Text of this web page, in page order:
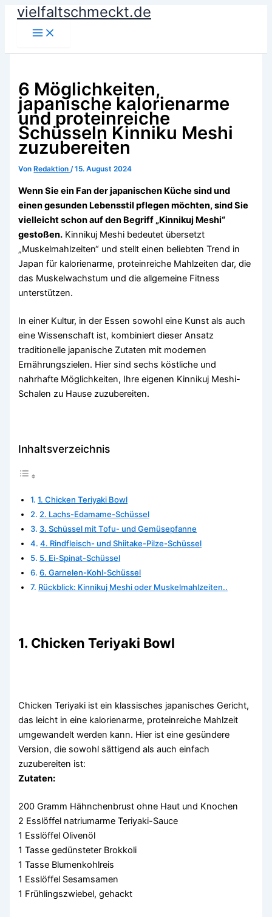
Zumvielfaltschmeckt.de
6 Möglichkeiten,
japanische kalorienarme
und proteinreiche
Schüsseln Kinniku Meshi
zuzubereiten
Von Redaktion/15. August 2024
Wenn Sie ein Fan der japanischen Küche sind und
einen gesunden Lebensstil pflegen möchten, sind Sie
vielleicht schon auf den Begriff „Kinnikuj Meshi“
gestoßen. Kinnikuj Meshi bedeutet übersetzt
„Muskelmahlzeiten“ und stellt einen beliebten Trend in
Japan für kalorienarme, proteinreiche Mahlzeiten dar, die
das Muskelwachstum und die allgemeine Fitness
unterstützen.
In einer Kultur, in der Essen sowohl eine Kunst als auch
eine Wissenschaft ist, kombiniert dieser Ansatz
traditionelle japanische Zutaten mit modernen
Ernährungszielen. Hier sind sechs köstliche und
nahrhafte Möglichkeiten, Ihre eigenen Kinnikuj Meshi-
Schalen zu Hause zuzubereiten.
Inhaltsverzeichnis
1. Chicken Teriyaki Bowl
2. Lachs-Edamame-Schüssel
3. Schüssel mit Tofu- und Gemüsepfanne
4. Rindfleisch- und Shiitake-Pilze-Schüssel
5. Ei-Spinat-Schüssel
6. Garnelen-Kohl-Schüssel
Rückblick: Kinnikuj Meshi oder Muskelmahlzeiten..
1. Chicken Teriyaki Bowl
Chicken Teriyaki ist ein klassisches japanisches Gericht,
das leicht in eine kalorienarme, proteinreiche Mahlzeit
umgewandelt werden kann. Hier ist eine gesündere
Version, die sowohl sättigend als auch einfach
zuzubereiten ist:
Zutaten:
200 Gramm Hähnchenbrust ohne Haut und Knochen
2 Esslöffel natriumarme Teriyaki-Sauce
1 Esslöffel Olivenöl
1 Tasse gedünsteter Brokkoli
1 Tasse Blumenkohlreis
1 Esslöffel Sesamsamen
1 Frühlingszwiebel, gehackt